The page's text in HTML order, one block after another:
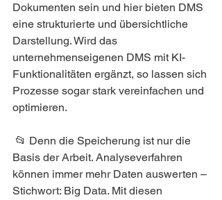
Dokumenten sein und hier bieten DMS
eine strukturierte und übersichtliche
Darstellung. Wird das
unternehmenseigenen DMS mit KI-
Funktionalitäten ergänzt, so lassen sich
Prozesse sogar stark vereinfachen und
optimieren.
Basis der Arbeit. Analyseverfahren
können immer mehr Daten auswerten –
Stichwort: Big Data. Mit diesen